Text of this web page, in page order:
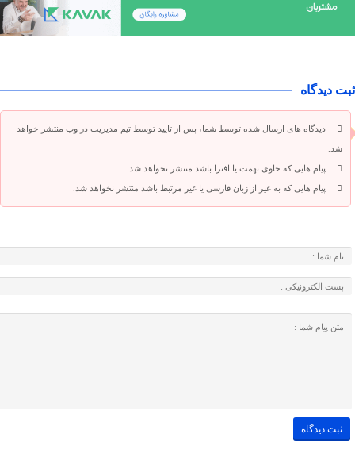
ثبت دیدگاه
دیدگاه های ارسال شده توسط شما، پس از تایید توسط تیم مدیریت در وب منتشر خواهد
شد.
پیام هایی که حاوی تهمت یا افترا باشد منتشر نخواهد شد.
پیام هایی که به غیر از زبان فارسی یا غیر مرتبط باشد منتشر نخواهد شد.